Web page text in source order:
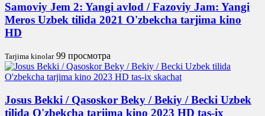
Samoviy Jem 2: Yangi avlod / Fazoviy Jam: Yangi
Meros Uzbek tilida 2021 O'zbekcha tarjima kino
HD
Tarjima kinolar 99 просмотра
Josus Bekki / Qasoskor Beky / Bekiy / Becki Uzbek
tilida O'zbekcha tarjima kino 2023 HD tas-ix